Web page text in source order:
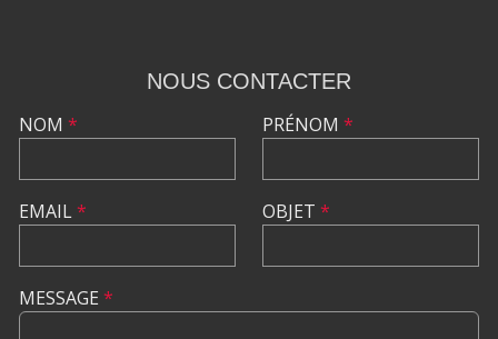
NOUS CONTACTER
NOM *
EMAIL*
PRÉNOM *
OBJET *
MESSAGE *